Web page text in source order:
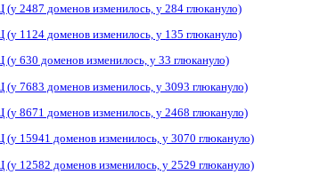
(у 2487 доменов изменилось, у 284 глюкануло)
1124 доменов изменилось, у 135 глюкануло)
630 доменов изменилось, у 33 глюкануло)
(у 7683 доменов изменилось, у 3093 глюкануло)
8671 доменов изменилось, у 2468 глюкануло)
15941 доменов изменилось, у 3070 глюкануло)
(у 12582 доменов изменилось, у 2529 глюкануло)